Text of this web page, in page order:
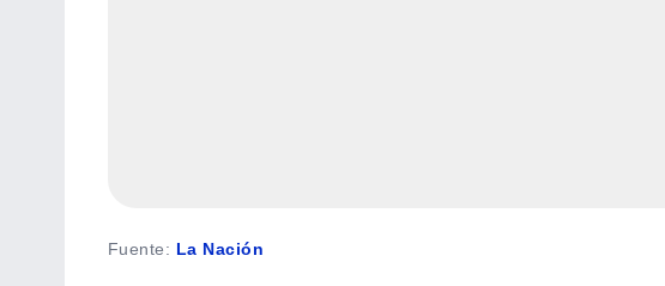
Fuente: La Nación